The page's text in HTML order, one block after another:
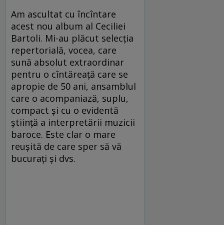
Am ascultat cu încîntare
acest nou album al Ceciliei
Bartoli. Mi-au plăcut selecţia
repertorială, vocea, care
sună absolut extraordinar
pentru o cîntăreaţă care se
apropie de 50 ani, ansamblul
care o acompaniază, suplu,
compact şi cu o evidentă
ştiinţă a interpretării muzicii
baroce. Este clar o mare
reuşită de care sper să vă
bucuraţi şi dvs.